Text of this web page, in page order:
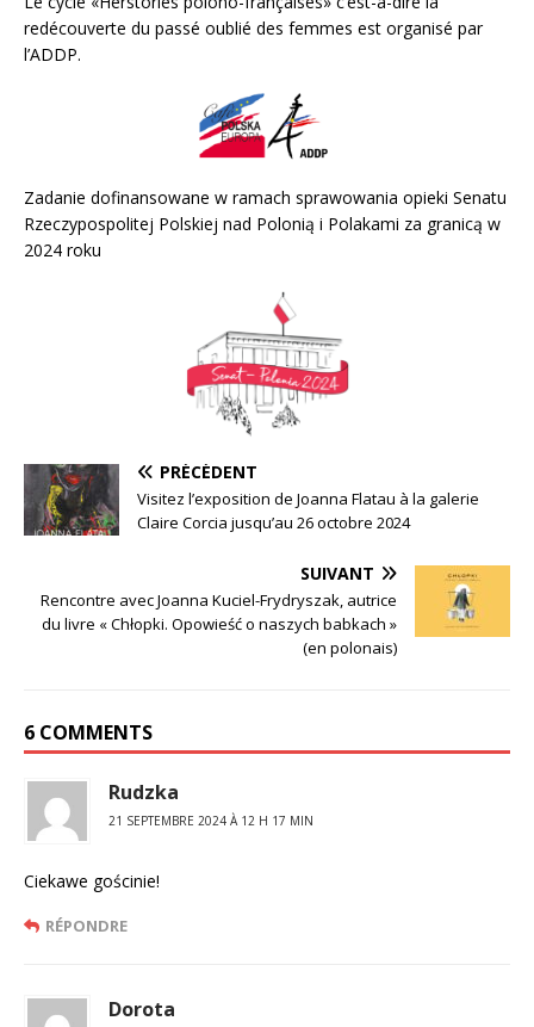
redécouverte du passé oublié des femmes est organisé par
l’ADDP.
Zadanie dofinansowane w ramach sprawowania opieki Senatu
Rzeczypospolitej Polskiej nad Polonią i Polakami za granicą w
2024 roku
PRÉCÉDENT
Visitez l’exposition de Joanna Flatau à la galerie
Claire Corcia jusqu’au 26 octobre 2024
SUIVANT
Rencontre avec Joanna Kuciel-Frydryszak, autrice
du livre « Chłopki. Opowieść o naszych babkach »
(en polonais)
6 COMMENTS
Rudzka
21 SEPTEMBRE 2024 À 12 H 17 MIN
Ciekawe gościnie!
RÉPONDRE
Dorota